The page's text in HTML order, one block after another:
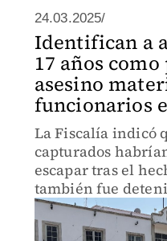
24.03.2025/
Identifican a
17 años
asesino
funcionarios
La Fiscalía indicó
capturados
escapar tras el
también fue
cómplices.